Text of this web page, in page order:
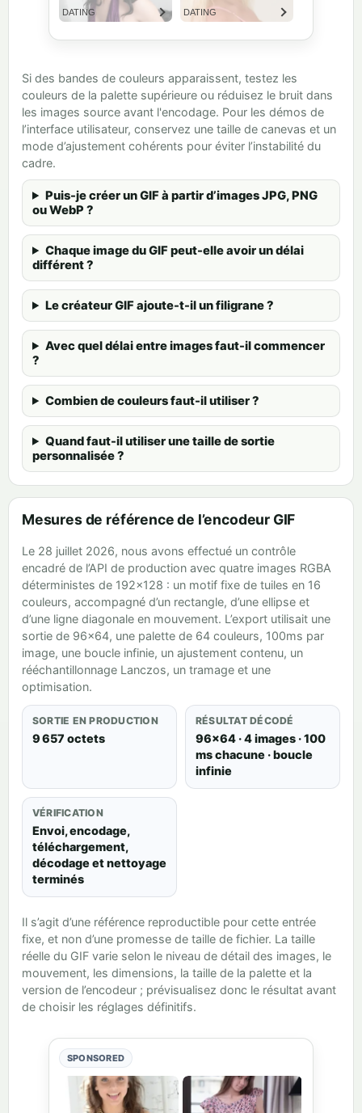
Si des bandes de couleurs apparaissent, testez les
couleurs de la palette supérieure ou réduisez le bruit dans
les images source avant l'encodage. Pour les démos de
l’interface utilisateur, conservez une taille de canevas et un
mode d’ajustement cohérents pour éviter l’instabilité du
cadre.
Puis-je créer un GIF à partir d’images JPG, PNG
ou WebP ?
Chaque image du GIF peut-elle avoir un délai
différent ?
Le créateur GIF ajoute-t-il un filigrane ?
Avec quel délai entre images faut-il commencer
?
Combien de couleurs faut-il utiliser ?
Quand faut-il utiliser une taille de sortie
personnalisée ?
Mesures de référence de l’encodeur GIF
Le 28 juillet 2026, nous avons effectué un contrôle
encadré de l’API de production avec quatre images RGBA
déterministes de 192×128 : un motif fixe de tuiles en 16
couleurs, accompagné d’un rectangle, d’une ellipse et
d’une ligne diagonale en mouvement. L’export utilisait une
sortie de 96×64, une palette de 64 couleurs, 100ms par
image, une boucle infinie, un ajustement contenu, un
rééchantillonnage Lanczos, un tramage et une
optimisation.
SORTIE EN PRODUCTION
9 657 octets
RÉSULTAT DÉCODÉ
96×64 · 4 images · 100
ms chacune · boucle
infinie
VÉRIFICATION
Envoi, encodage,
téléchargement,
décodage et nettoyage
terminés
Il s’agit d’une référence reproductible pour cette entrée
fixe, et non d’une promesse de taille de fichier. La taille
réelle du GIF varie selon le niveau de détail des images, le
mouvement, les dimensions, la taille de la palette et la
version de l’encodeur ; prévisualisez donc le résultat avant
de choisir les réglages définitifs.
SPONSORED